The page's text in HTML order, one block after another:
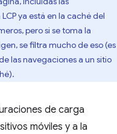
ya está en la caché del
pero si se toma la
se filtra mucho de eso (es
las navegaciones a un sitio
de carga
móviles y a la